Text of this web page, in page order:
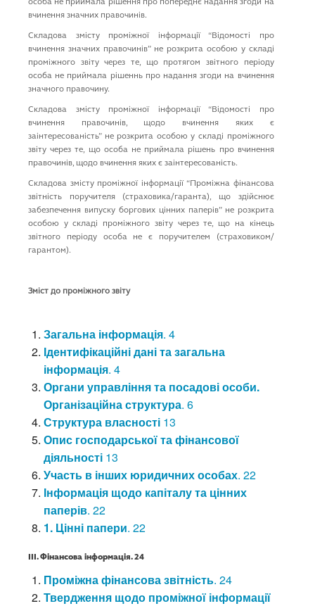
вчинення значних правочинiв.
Складова змісту проміжної інформації “Вiдомостi про
вчинення значних правочинiв” не розкрита особою у складі
проміжного звіту через те, що протягом звітного періоду
особа не приймала рішеннь про надання згоди на вчинення
значного правочину.
Складова змісту проміжної інформації “Вiдомостi про
вчинення правочинiв, щодо вчинення яких є
заiнтересованiсть” не розкрита особою у складі проміжного
звіту через те, що особа не приймала рішень про вчинення
правочинiв, щодо вчинення яких є заiнтересованiсть.
Складова змісту проміжної інформації “Проміжна фiнансова
звiтнiсть поручителя (страховика/гаранта), що здiйснює
забезпечення випуску боргових цiнних паперiв” не розкрита
особою у складі проміжного звіту через те, що на кінець
звітного періоду особа не є поручителем (страховиком/
гарантом).
Зміст до проміжного звіту
Загальна інформація. 4
Ідентифікаційні дані та загальна
інформація. 4
Органи управління та посадові особи.
Організаційна структура. 6
Структура власності 13
Опис господарської та фінансової
діяльності 13
Участь в інших юридичних особах. 22
Інформація щодо капіталу та цінних
паперів. 22
1. Цінні папери. 22
III.Фінансова інформація. 24
Проміжнафінансова звітність. 24
Твердження щодо проміжної інформації